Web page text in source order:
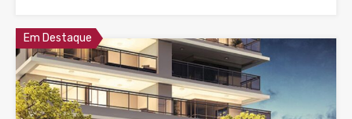
Em Destaque